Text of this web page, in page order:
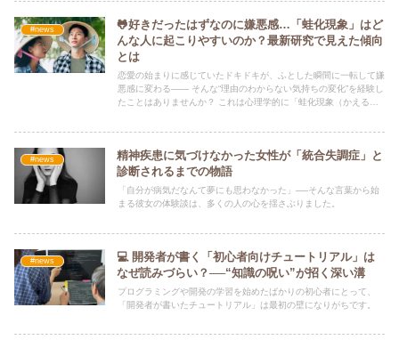
#news
🐸好きだったはずなのに嫌悪感…「蛙化現象」はど
んな人に起こりやすいのか？最新研究で見えた傾向
とは
恋愛の始まりに感じていたドキドキが、ふとした瞬間に一転して嫌
悪感に変わる―― そんな“理由のわからない気持ちの変化”を経験し
たことはありませんか？ これは心理学的に「蛙化現象（かえるか
#news
精神疾患に気づけなかった女性が「統合失調症」と
診断されるまでの物語
「自分が病気だなんて夢にも思わなかった」──そんな言葉から始
まる彼女の体験談は、多くの人の心を揺さぶりました。
#news
💻 開発者が書く「初心者向けチュートリアル」は
なぜ読みづらい？──“知識の呪い”が招く深い溝
プログラミングや開発の学習を始めたばかりの初心者にとって、
「開発者が書いたチュートリアル」は最初の壁になりがちです。